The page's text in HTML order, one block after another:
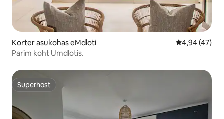
Korter asukohas eMdloti Keskmine
4,94 (47)
Parim koht Umdlotis.
Superhost
Superhost